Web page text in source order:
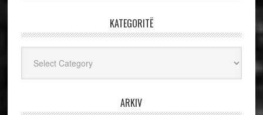
KATEGORITË
ARKIV